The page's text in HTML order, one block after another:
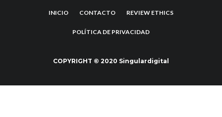
INICIO CONTACTO REVIEW ETHICS
POLÍTICA DE PRIVACIDAD
COPYRIGHT © 2020 Singulardigital